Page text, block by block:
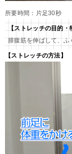
所要時間：片足30秒
【ストレッチの目的・
腓腹筋を伸ばして、ふ
【ストレッチの方法】